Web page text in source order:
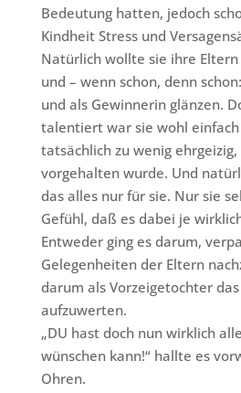
Bedeutung hatten, jedoch
Kindheit Stress und
Natürlich wollte sie ihre
und – wenn schon, denn
und als Gewinnerin glänzen.
talentiert war sie wohl
tatsächlich zu wenig
vorgehalten wurde. Und
das alles nur für sie. Nur sie
Gefühl, daß es dabei je
Entweder ging es darum,
Gelegenheiten der Eltern
darum als Vorzeigetochter
aufzuwerten.
„DU hast doch nun wirklich
wünschen kann!“ hallte es
Ohren.